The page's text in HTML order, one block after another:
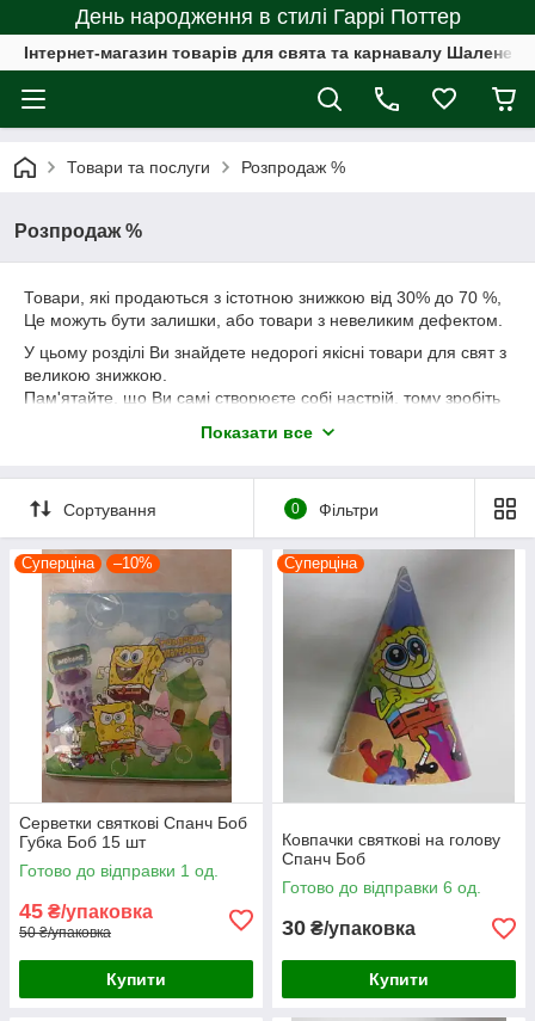
День народження в стилі Гаррі Поттер
Інтернет-магазин товарів для свята та карнавалу Шалене
Товари та послуги Розпродаж %
Розпродаж %
Товари, які продаються з істотною знижкою від 30% до 70 %,
Це можуть бути залишки, або товари з невеликим дефектом.
У цьому розділі Ви знайдете недорогі якісні товари для свят з
великою знижкою.
Пам'ятайте, що Ви самі створюєте собі настрій, тому зробіть
запам'ятаєте на все життя.
Наші товари та атрибутика для свята прикрасять Вас на
будь-який випадок.
Показати все
Сортування 0 Фільтри
Суперціна –10%
Серветки святкові Спанч Боб
Губка Боб 15 шт
Готово до відправки 1 од.
45 ₴/упаковка
50 ₴/упаковка
Купити
Суперціна
Ковпачки святкові на голову
Спанч Боб
Готово до відправки 6 од.
30 ₴/упаковка
Купити